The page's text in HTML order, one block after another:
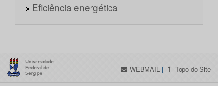
Eficiência energética
WEBMAIL | Topo do Site